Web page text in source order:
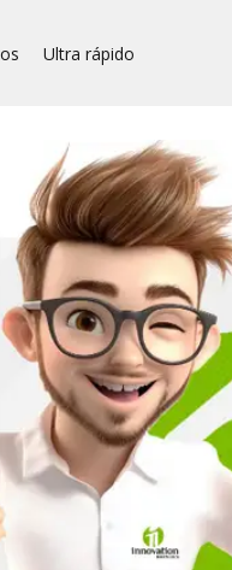
Ultra rápido